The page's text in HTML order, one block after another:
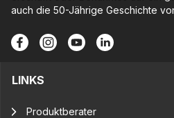
auch die 50-Jährige Geschichte
LINKS
Produktberater